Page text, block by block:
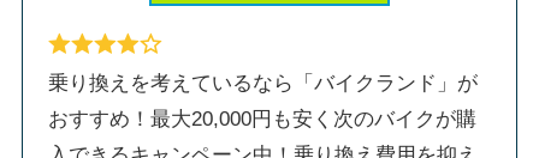
乗り換えを考えているなら「バイクランド」が
おすすめ！最大20,000円も安く次のバイクが購